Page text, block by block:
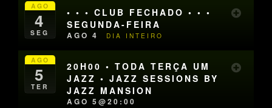
AGO
4
SEG
• • • CLUB FECHADO • • •
SEGUNDA-FEIRA
AGO 4 DIA INTEIRO
AGO
5
TER
20H00 • TODA TERÇA UM
JAZZ • JAZZ SESSIONS BY
JAZZ MANSION
AGO 5@20:00